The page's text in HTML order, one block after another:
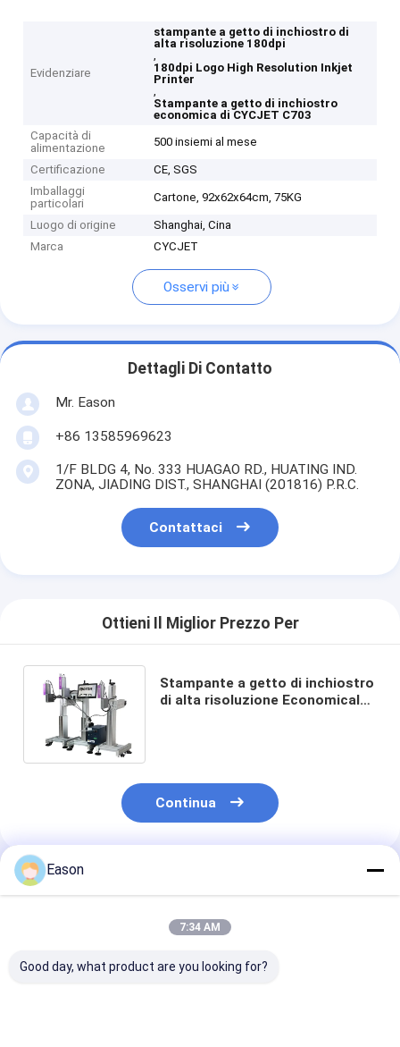
Evidenziare
stampante a getto di inchiostro di
alta risoluzione 180dpi
,
180dpi Logo High Resolution Inkjet
Printer
,
Stampante a getto di inchiostro
economica di CYCJET C703
Capacità di
alimentazione
500 insiemi al mese
Certificazione
CE, SGS
Imballaggi
particolari
Cartone, 92x62x64cm, 75KG
Luogo di origine
Shanghai, Cina
Marca
CYCJET
Osservi più
Dettagli Di Contatto
Mr. Eason
+86 13585969623
1/F BLDG 4, No. 333 HUAGAO RD., HUATING IND.
ZONA, JIADING DIST., SHANGHAI (201816) P.R.C.
Contattaci
Ottieni Il Miglior Prezzo Per
Stampante a getto di inchiostro
di alta risoluzione Economical
Continua
Prodotti Raccomandati
Eason
7:34 AM
Good day, what product are you looking for?